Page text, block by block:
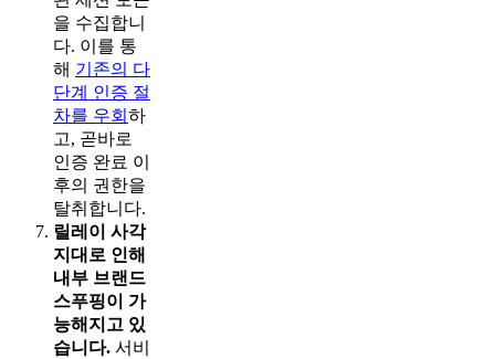
을 수집합니
다. 이를 통
해 기존의 다
단계 인증 절
차를 우회 하
고, 곧바로
인증 완료 이
후의 권한을
탈취합니다.
릴레이 사각
지대로 인해
내부 브랜드
스푸핑이 가
능해지고 있
습니다. 서비